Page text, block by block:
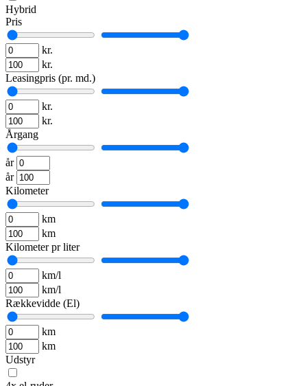
Hybrid
Pris
kr.
kr.
Leasingpris (pr. md.)
kr.
kr.
Årgang
år
år
Kilometer
km
km
Kilometer pr liter
km/l
km/l
Rækkevidde (El)
km
km
Udstyr